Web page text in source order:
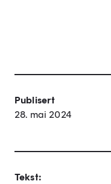
Publisert
28. mai 2024
Tekst: